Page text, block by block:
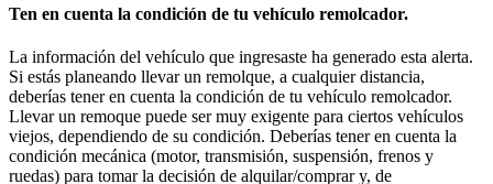
Ten en cuenta la condición de tu vehículo remolcador.
La información del vehículo que ingresaste ha generado esta alerta.
Si estás planeando llevar un remolque, a cualquier distancia,
deberías tener en cuenta la condición de tu vehículo remolcador.
Llevar un remoque puede ser muy exigente para ciertos vehículos
viejos, dependiendo de su condición. Deberías tener en cuenta la
condición mecánica (motor, transmisión, suspensión, frenos y
ruedas) para tomar la decisión de alquilar/comprar y, de